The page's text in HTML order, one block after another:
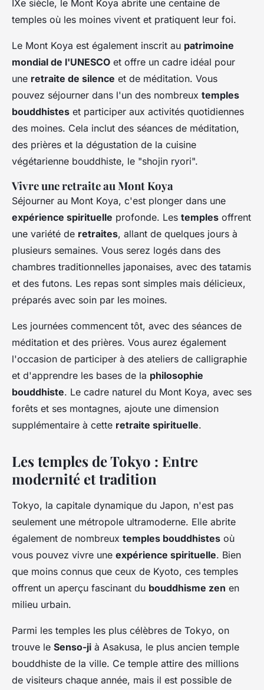
IXe siècle, le Mont Koya abrite une centaine de
temples où les moines vivent et pratiquent leur foi.
Le Mont Koya est également inscrit au patrimoine
mondial de l'UNESCO et offre un cadre idéal pour
une retraite de silence et de méditation. Vous
pouvez séjourner dans l'un des nombreux temples
bouddhistes et participer aux activités quotidiennes
des moines. Cela inclut des séances de méditation,
des prières et la dégustation de la cuisine
végétarienne bouddhiste, le "shojin ryori".
Vivre une retraite au Mont Koya
Séjourner au Mont Koya, c'est plonger dans une
expérience spirituelle profonde. Les temples offrent
une variété de retraites, allant de quelques jours à
plusieurs semaines. Vous serez logés dans des
chambres traditionnelles japonaises, avec des tatamis
et des futons. Les repas sont simples mais délicieux,
préparés avec soin par les moines.
Les journées commencent tôt, avec des séances de
méditation et des prières. Vous aurez également
l'occasion de participer à des ateliers de calligraphie
et d'apprendre les bases de la philosophie
bouddhiste. Le cadre naturel du Mont Koya, avec ses
forêts et ses montagnes, ajoute une dimension
supplémentaire à cette retraite spirituelle.
Les temples de Tokyo : Entre
modernité et tradition
Tokyo, la capitale dynamique du Japon, n'est pas
seulement une métropole ultramoderne. Elle abrite
également de nombreux temples bouddhistes où
vous pouvez vivre une expérience spirituelle. Bien
que moins connus que ceux de Kyoto, ces temples
offrent un aperçu fascinant du bouddhisme zen en
milieu urbain.
Parmi les temples les plus célèbres de Tokyo, on
trouve le Senso-ji à Asakusa, le plus ancien temple
bouddhiste de la ville. Ce temple attire des millions
de visiteurs chaque année, mais il est possible de